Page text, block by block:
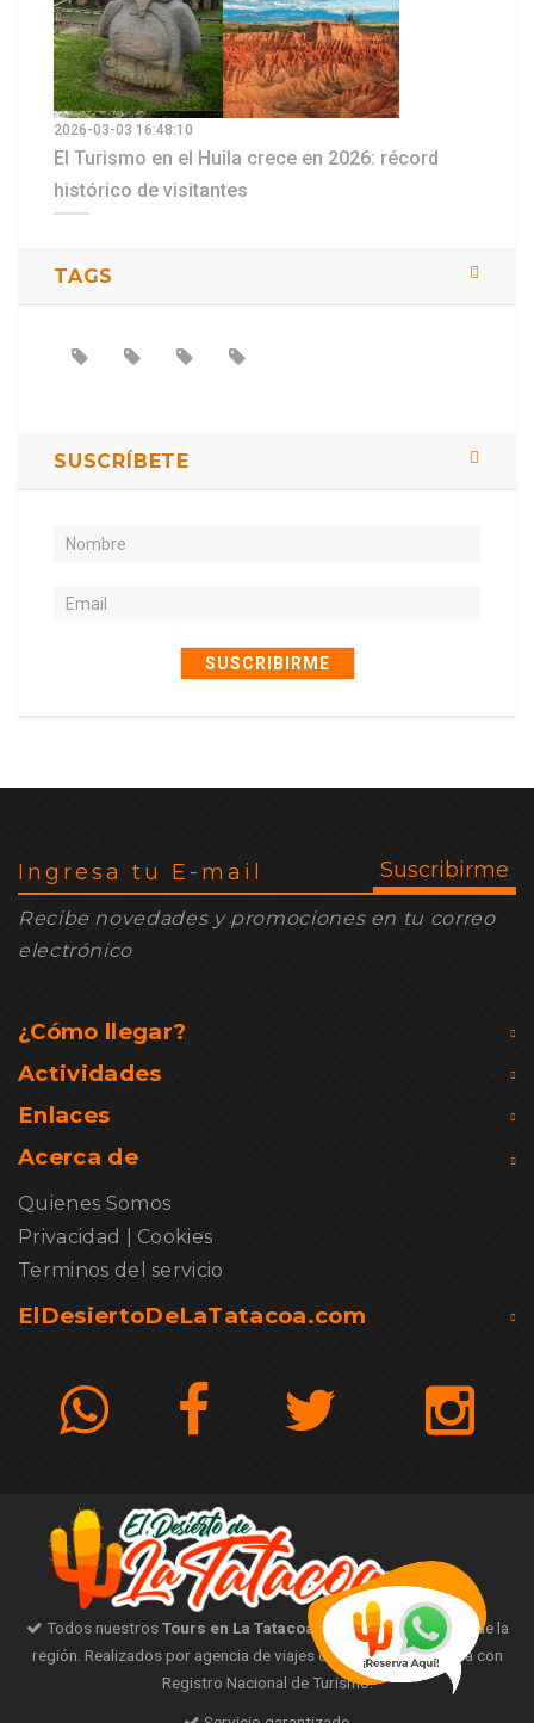
2026-03-03 16:48:10
El Turismo en el Huila crece en 2026: récord
histórico de visitantes
TAGS
SUSCRÍBETE
SUSCRIBIRME
Recibe novedades y promociones en tu correo
electrónico
¿Cómo llegar?
Actividades
Enlaces
Acerca de
Quienes Somos
Privacidad
Cookies
Terminos del servicio
ElDesiertoDeLaTatacoa.com
Todos nuestrosTours en La Tatacoa son con guías nativos de la
región. Realizados por agencia de viajes operadora certificada con
Registro Nacional de Turismo.